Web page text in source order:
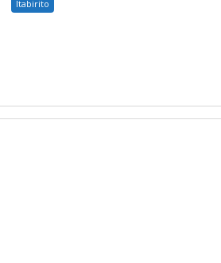
Itabirito